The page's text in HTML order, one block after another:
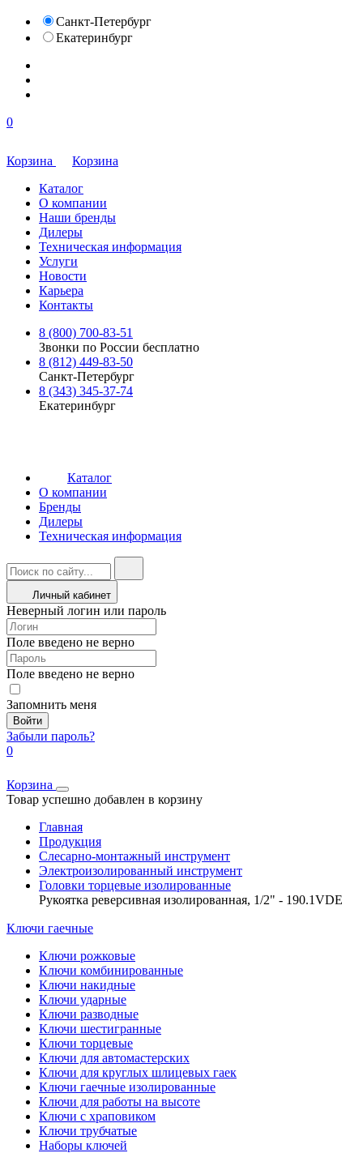
Санкт-Петербург
Екатеринбург
0
Корзина
Корзина
Каталог
О компании
Наши бренды
Дилеры
Техническая информация
Услуги
Новости
Карьера
Контакты
8 (800) 700-83-51
Звонки по России бесплатно
8 (812) 449-83-50
Санкт-Петербург
8 (343) 345-37-74
Екатеринбург
Каталог
О компании
Бренды
Дилеры
Техническая информация
Личный кабинет
Неверный логин или пароль
Поле введено не верно
Поле введено не верно
Запомнить меня
Войти
Забыли пароль?
0
Корзина
Товар успешно добавлен в корзину
Главная
Продукция
Слесарно-монтажный инструмент
Электроизолированный инструмент
Головки торцевые изолированные
Рукоятка реверсивная изолированная, 1/2" - 190.1VDE
Ключи гаечные
Ключи рожковые
Ключи комбинированные
Ключи накидные
Ключи ударные
Ключи разводные
Ключи шестигранные
Ключи торцевые
Ключи для автомастерских
Ключи для круглых шлицевых гаек
Ключи гаечные изолированные
Ключи для работы на высоте
Ключи с храповиком
Ключи трубчатые
Наборы ключей